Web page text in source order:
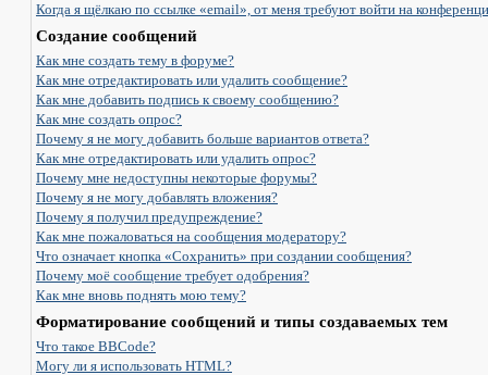
Когда я щёлкаю по ссылке «email», от меня требуют войти на
Создание сообщений
Как мне создать тему в форуме?
Как мне отредактировать или удалить сообщение?
Как мне добавить подпись к своему сообщению?
Как мне создать опрос?
Почему я не могу добавить больше вариантов ответа?
Как мне отредактировать или удалить опрос?
Почему мне недоступны некоторые форумы?
Почему я не могу добавлять вложения?
Почему я получил предупреждение?
Как мне пожаловаться на сообщения модератору?
Что означает кнопка «Сохранить» при создании сообщения?
Почему моё сообщение требует одобрения?
Как мне вновь поднять мою тему?
Форматирование сообщений и типы создаваемых тем
Что такое BBCode?
Могу ли я использовать HTML?